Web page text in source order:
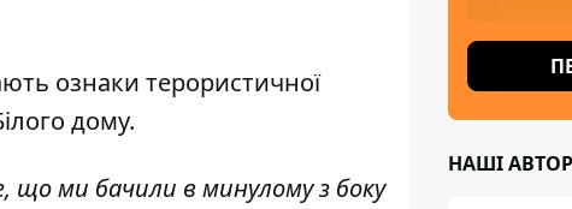
ознаки терористичної
дому.
ми бачили в минулому з боку
НАШІ